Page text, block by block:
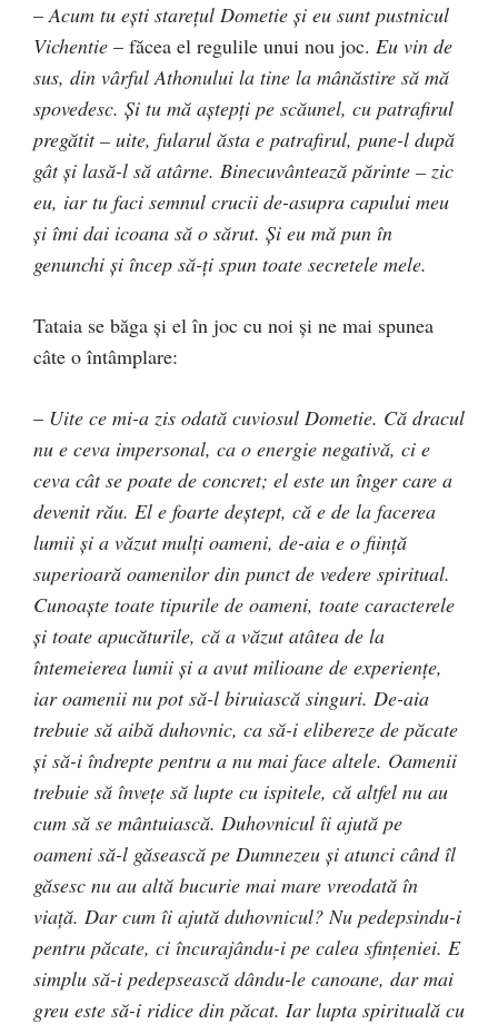
–Acum tu eşti stareţul Dometie şi eu sunt pustnicul
Vichentie – făcea el regulile unui nou joc. Eu vin de
sus, din vârful Athonului la tine la mânăstire să mă
spovedesc. Şi tu mă aştepţi pe scăunel, cu patrafirul
pregătit – uite, fularul ăsta e patrafirul, pune-l după
gât şi lasă-l să atârne. Binecuvântează părinte – zic
eu, iar tu faci semnul crucii de-asupra capului meu
şi îmi dai icoana să o sărut. Şi eu mă pun în
genunchi şi încep să-ţi spun toate secretele mele.
Tataia se băga şi el în joc cu noi şi ne mai spunea
câte o întâmplare:
– Uite ce mi-a zis odată cuviosul Dometie. Că dracul
nu e ceva impersonal, ca o energie negativă, ci e
ceva cât se poate de concret; el este un înger care a
devenit rău. El e foarte deştept, că e de la facerea
lumii şi a văzut mulţi oameni, de-aia e o fiinţă
superioară oamenilor din punct de vedere spiritual.
Cunoaşte toate tipurile de oameni, toate caracterele
şi toate apucăturile, că a văzut atâtea de la
întemeierea lumii şi a avut milioane de experienţe,
iar oamenii nu pot să-l biruiască singuri. De-aia
trebuie să aibă duhovnic, ca să-i elibereze de păcate
şi să-i îndrepte pentru a nu mai face altele. Oamenii
trebuie să înveţe să lupte cu ispitele, că altfel nu au
cum să se mântuiască. Duhovnicul îi ajută pe
oameni să-l găsească pe Dumnezeu şi atunci când îl
găsesc nu au altă bucurie mai mare vreodată în
viaţă. Dar cum îi ajută duhovnicul? Nu pedepsindu-i
pentru păcate, ci încurajându-i pe calea sfinţeniei. E
simplu să-i pedepsească dându-le canoane, dar mai
greu este să-i ridice din păcat. Iar lupta spirituală cu